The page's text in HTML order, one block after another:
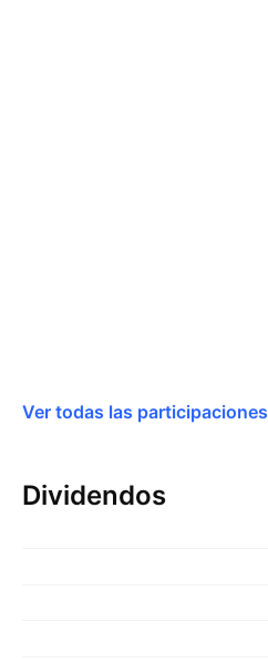
Ver todas las participaciones
Dividendos